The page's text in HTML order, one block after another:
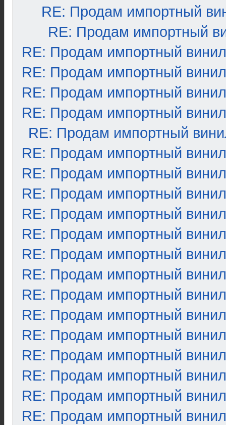
RE: Продам импортный
RE: Продам импортный
RE: Продам импортный винил
RE: Продам импортный винил
RE: Продам импортный винил
RE: Продам импортный винил
RE: Продам импортный
RE: Продам импортный винил
RE: Продам импортный винил
RE: Продам импортный винил
RE: Продам импортный винил
RE: Продам импортный винил
RE: Продам импортный винил
RE: Продам импортный винил
RE: Продам импортный винил
RE: Продам импортный винил
RE: Продам импортный винил
RE: Продам импортный винил
RE: Продам импортный винил
RE: Продам импортный винил
RE: Продам импортный винил